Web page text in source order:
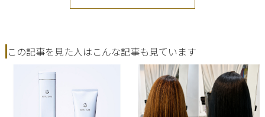
この記事を見た人はこんな記事も見ています